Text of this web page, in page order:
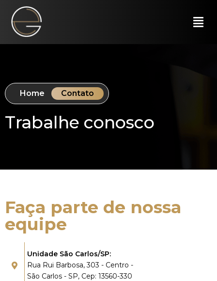
Home Contato
Trabalhe conosco
Faça parte de nossa
equipe
Unidade São Carlos/SP:
Rua Rui Barbosa, 303 - Centro -
São Carlos - SP, Cep: 13560-330